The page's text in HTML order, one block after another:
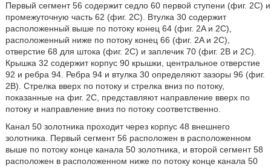
Первый сегмент 56 содержит седло 60 первой ступени (фиг. 2C) и
промежуточную часть 62 (фиг. 2C). Втулка 30 содержит
расположенный выше по потоку конец 64 (фиг. 2A и 2C),
расположенный ниже по потоку конец 66 (фиг. 2A и 2C),
отверстие 68 для штока (фиг. 2C) и заплечик 70 (фиг. 2B и 2C).
Крышка 32 содержит корпус 90 крышки, центральное отверстие
92 и ребра 94. Ребра 94 и втулка 30 определяют зазоры 96 (фиг.
2B). Стрелка вверх по потоку и стрелка вниз по потоку,
показанные на фиг. 2C, представляют направление вверх по
потоку и направление вниз по потоку соответственно.
Канал 50 золотника проходит через корпус 48 внешнего
золотника. Первый сегмент 56 расположен в расположенном
выше по потоку конце канала 50 золотника, и второй сегмент 58
расположен в расположенном ниже по потоку конце канала 50